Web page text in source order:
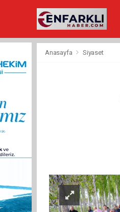
Anasayfa Siyaset